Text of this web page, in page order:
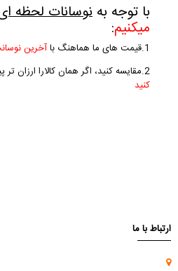
با توجه به نوسانات لحظه ای
میکنیم:
1.قیمت های ما هماهنگ با آخرین
2.مقایسه کنید، اگر همان کالارا ارزان تر پیدا کردید، به
کنید
ارتباط با ما